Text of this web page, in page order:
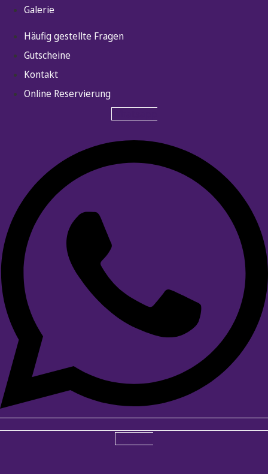
Galerie
Häufig gestellte Fragen
Gutscheine
Kontakt
Online Reservierung